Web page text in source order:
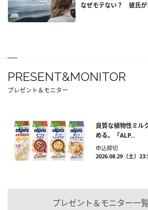
なぜモテない？ 彼氏が
PRESENT&MONITOR
プレゼント＆モニター
良質な植物性ミル
める。「ALP...
申込締切
2026.08.29（土）
プレゼント＆モニター一